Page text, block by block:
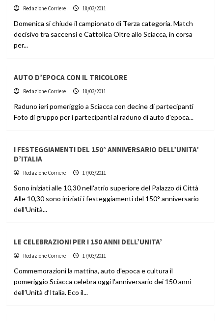
Redazione Corriere 18/03/2011
Domenica si chiude il campionato di Terza categoria. Match
decisivo tra saccensi e Cattolica Oltre allo Sciacca, in corsa
per...
AUTO D’EPOCA CON IL TRICOLORE
Redazione Corriere 18/03/2011
Raduno ieri pomeriggio a Sciacca con decine di partecipanti
Foto di gruppo per i partecipanti al raduno di auto d'epoca...
I FESTEGGIAMENTI DEL 150° ANNIVERSARIO DELL’UNITA’
D’ITALIA
Redazione Corriere 17/03/2011
Sono iniziati alle 10,30 nell'atrio superiore del Palazzo di Città
Alle 10,30 sono iniziati i festeggiamenti del 150° anniversario
dell'Unità...
LE CELEBRAZIONI PER I 150 ANNI DELL’UNITA’
Redazione Corriere 17/03/2011
Commemorazioni la mattina, auto d'epoca e cultura il
pomeriggio Sciacca celebra oggi l'anniversario dei 150 anni
dell’Unità d’Italia. Eco il...